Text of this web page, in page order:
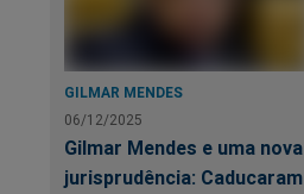
GILMAR MENDES
06/12/2025
Gilmar Mendes e uma nova
jurisprudência: Caducaram